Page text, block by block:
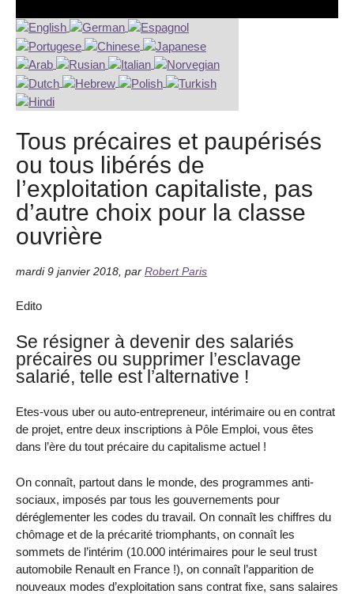
Tous précaires et paupérisés
ou tous libérés de
l’exploitation capitaliste, pas
d’autre choix pour la classe
ouvrière
mardi 9 janvier 2018 par Robert Paris
Edito
Se résigner à devenir des salariés
précaires ou supprimer l’esclavage
salarié, telle est l’alternative !
Etes-vous uber ou auto-entrepreneur, intérimaire ou en contrat
de projet, entre deux inscriptions à Pôle Emploi, vous êtes
dans l’ère du tout précaire du capitalisme actuel !
On connaît, partout dans le monde, des programmes anti-
sociaux, imposés par tous les gouvernements pour
déréglementer les codes du travail. On connaît les chiffres du
chômage et de la précarité triomphants, on connaît les
sommets de l’intérim (10.000 intérimaires pour le seul trust
automobile Renault en France !), on connaît l’apparition de
nouveaux modes d’exploitation sans contrat fixe, sans salaires